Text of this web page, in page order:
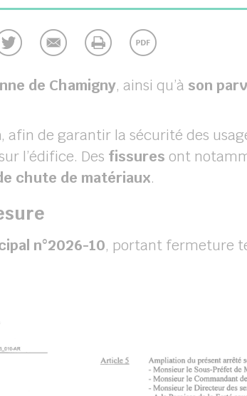
de Chamigny, ainsi qu’à son
, afin de garantir la sécurité des
l’édifice. Des fissures ont
chute de matériaux.
n°2026-10, portant fermeture